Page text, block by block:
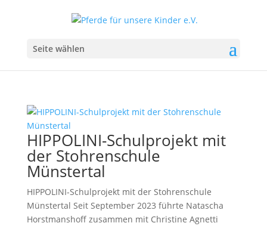
Seite wählen
HIPPOLINI-Schulprojekt mit
der Stohrenschule
Münstertal
HIPPOLINI-Schulprojekt mit der Stohrenschule
Münstertal Seit September 2023 führte Natascha
Horstmanshoff zusammen mit Christine Agnetti